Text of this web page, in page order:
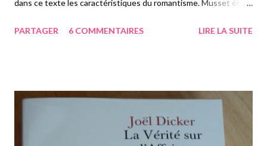
dans ce texte les caractéristiques du romantisme. Musset étant
Lorenzaccio, Les caprices de Marianne etc... La pièce raconte
dernier est très amoureux de sa cousine et va tenter de la faire
fléchir. Ils ne se sont pas vus depuis dix ans et Perdican et ravi
de revoir sa cousine qui a embelli. Ils s'aiment depuis toujours,
PARTAGER 6 COMMENTAIRES LIRE LA SUITE